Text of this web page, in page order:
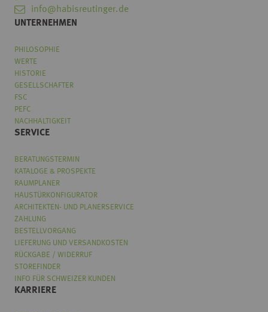
info@habisreutinger.de
UNTERNEHMEN
PHILOSOPHIE
WERTE
HISTORIE
GESELLSCHAFTER
FSC
PEFC
NACHHALTIGKEIT
SERVICE
BERATUNGSTERMIN
KATALOGE & PROSPEKTE
RAUMPLANER
HAUSTÜRKONFIGURATOR
ARCHITEKTEN- UND PLANERSERVICE
ZAHLUNG
BESTELLVORGANG
LIEFERUNG UND VERSANDKOSTEN
RÜCKGABE / WIDERRUF
STOREFINDER
INFO FÜR SCHWEIZER KUNDEN
KARRIERE